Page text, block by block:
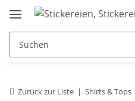
Zurück zur Liste Shirts & Tops